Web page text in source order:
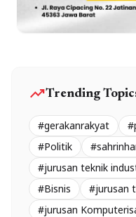
trending_upTrending
#gerakanrakyat
#Politik
#jurusan teknik
#Bisnis
#jurusan
#jurusan